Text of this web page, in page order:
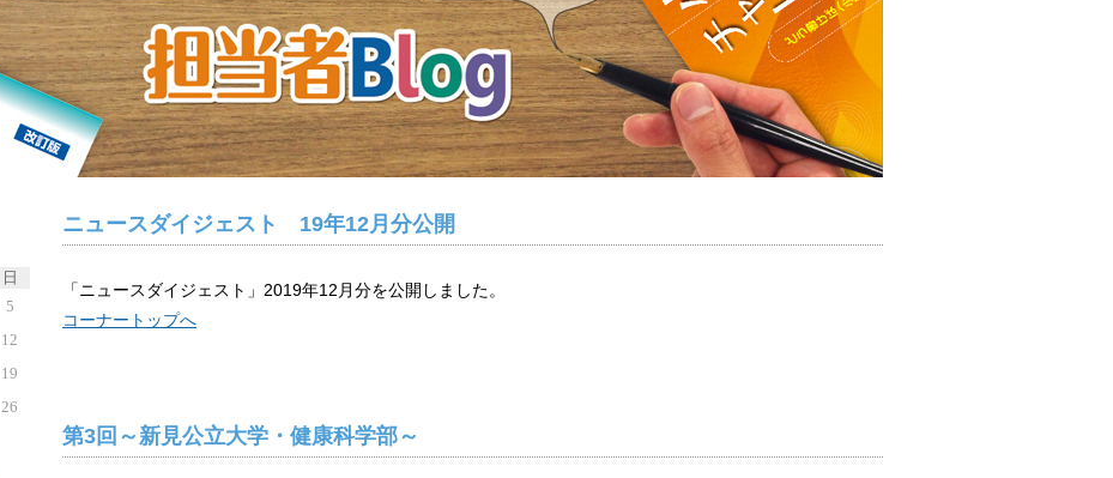
日
5
12
19
26
ニュースダイジェスト 19年12月分公開
「ニュースダイジェスト」2019年12月分を公開しました。
コーナートップへ
第3回～新見公立大学・健康科学部～